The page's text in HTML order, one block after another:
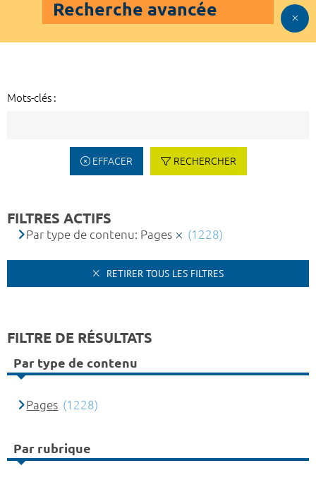
Recherche avancée
Mots-clés :
EFFACER RECHERCHER
FILTRES ACTIFS
Par type de contenu: Pages (1228)
RETIRER TOUS LES FILTRES
FILTRE DE RÉSULTATS
Par type de contenu
Pages (1228)
Par rubrique